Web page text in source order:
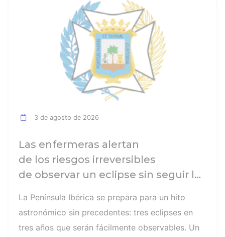
3 de agosto de 2026
Las enfermeras alertan
de los riesgos irreversibles
de observar un eclipse sin seguir las
solar es el mayor de los peligros
La Península Ibérica se prepara para un hito
astronómico sin precedentes: tres eclipses en
tres años que serán fácilmente observables. Un